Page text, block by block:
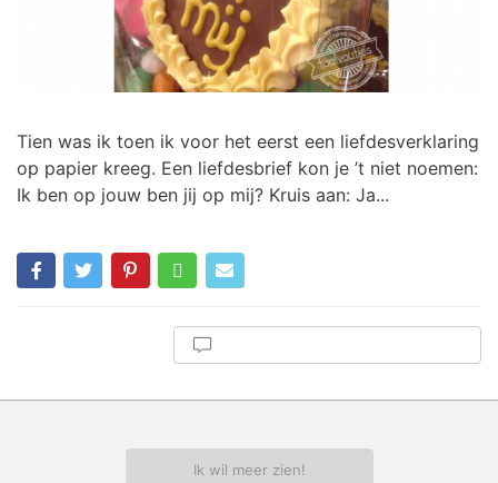
Tien was ik toen ik voor het eerst een liefdesverklaring
op papier kreeg. Een liefdesbrief kon je ’t niet noemen:
Ik ben op jouw ben jij op mij? Kruis aan: Ja...
Ik wil meer zien!